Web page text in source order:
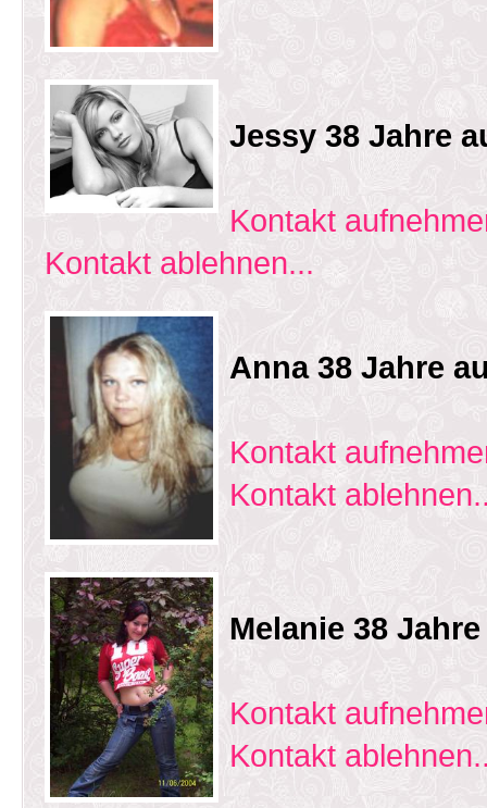
Jessy 38 Jahre
Kontakt
Kontakt ablehnen...
Anna 38 Jahre
Kontakt
Kontakt
Melanie 38
Kontakt
Kontakt